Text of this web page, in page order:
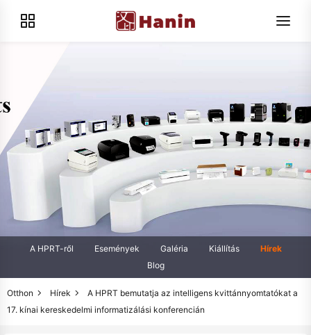
A HPRT-ről Események Galéria Kiállítás
Hírek
Blog
Otthon Hírek
A HPRT bemutatja az intelligens kvittánnyomtatókat a
17. kínai kereskedelmi informatizálási konferencián